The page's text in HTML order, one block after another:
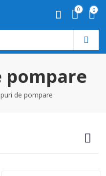
0 0
pompare
de pompare